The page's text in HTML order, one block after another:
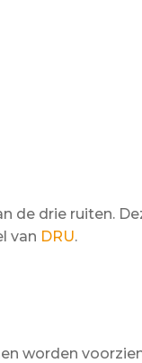
de drie ruiten.
van DRU.
worden